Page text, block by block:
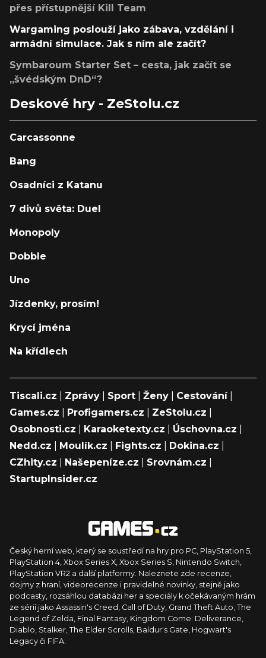
přes přístupnější Kill Team
Wargaming poslouží jako zábava, vzdělání i
armádní simulace. Jak s ním ale začít?
Symbaroum Starter Set – cesta, jak začít se
„švédským DnD“?
Deskové hry - ZeStolu.cz
Carcassonne
Bang
Osadníci z Katanu
7 divů světa: Duel
Monopoly
Dobble
Uno
Jízdenky, prosím!
Krycí jména
Na křídlech
Tiscali.cz Zprávy Sport Ženy Cestování|
Games.cz
Profigamers.cz ZeStolu.cz
Osobnosti.cz
Karaoketexty.cz Úschovna.cz
Nedd.cz
Moulík.cz Fights.cz Dokina.cz
CZhity.cz
Našepeníze.cz Srovnám.cz
StartupInsider.cz
Český herní web, který se soustředí na hry pro PC, PlayStation 5,
PlayStation 4, Xbox Series X, Xbox Series S, Nintendo Switch,
PlayStation VR2 a další platformy. Naleznete zde recenze,
dojmy z hraní, videorecenze i pravidelné novinky, stejně jako
podcasty, rozsáhlou databázi her a speciály k očekávaným hrám
ze sérií jako Assassin's Creed, Call of Duty, Grand Theft Auto, The
Legend of Zelda, Final Fantasy, Kingdom Come: Deliverance,
Diablo, Stalker, The Elder Scrolls, Baldur's Gate, Hogwart's
Legacy či FIFA.